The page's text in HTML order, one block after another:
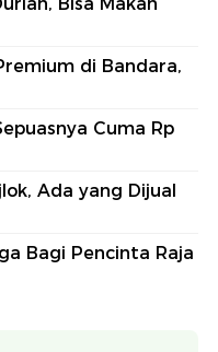
di Bandara,
Cuma Rp
Ada yang Dijual
Bagi Pencinta Raja